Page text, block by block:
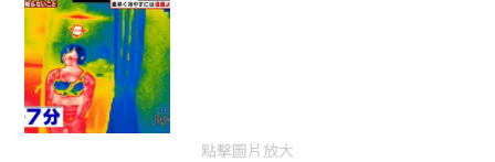
點擊圖片放大